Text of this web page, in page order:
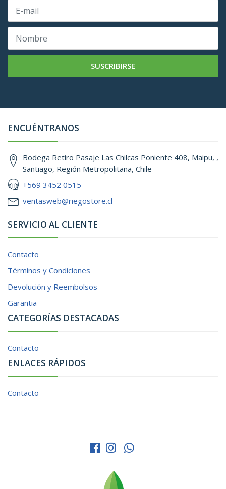
SUSCRIBIRSE
ENCUÉNTRANOS
Bodega Retiro Pasaje Las Chilcas Poniente 408, Maipu, ,
Santiago, Región Metropolitana, Chile
+569 3452 0515
ventasweb@riegostore.cl
SERVICIO AL CLIENTE
Contacto
Términos y Condiciones
Devolución y Reembolsos
Garantia
CATEGORÍAS DESTACADAS
Contacto
ENLACES RÁPIDOS
Contacto